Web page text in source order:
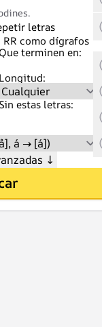
letras
RR como dígrafos
Que terminen en:
Longitud:
Sin estas letras:
↓